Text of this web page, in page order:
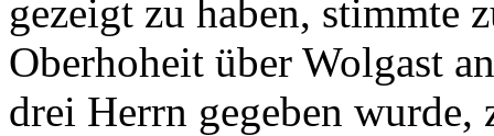
gezeigt zu haben, stimmte
Oberhoheit über Wolgast
drei Herrn gegeben wurde,